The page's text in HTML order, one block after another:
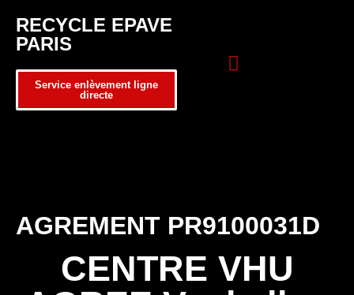
RECYCLE EPAVE
PARIS
Service enlèvement ligne
directe
AGREMENT PR9100031D
CENTRE VHU